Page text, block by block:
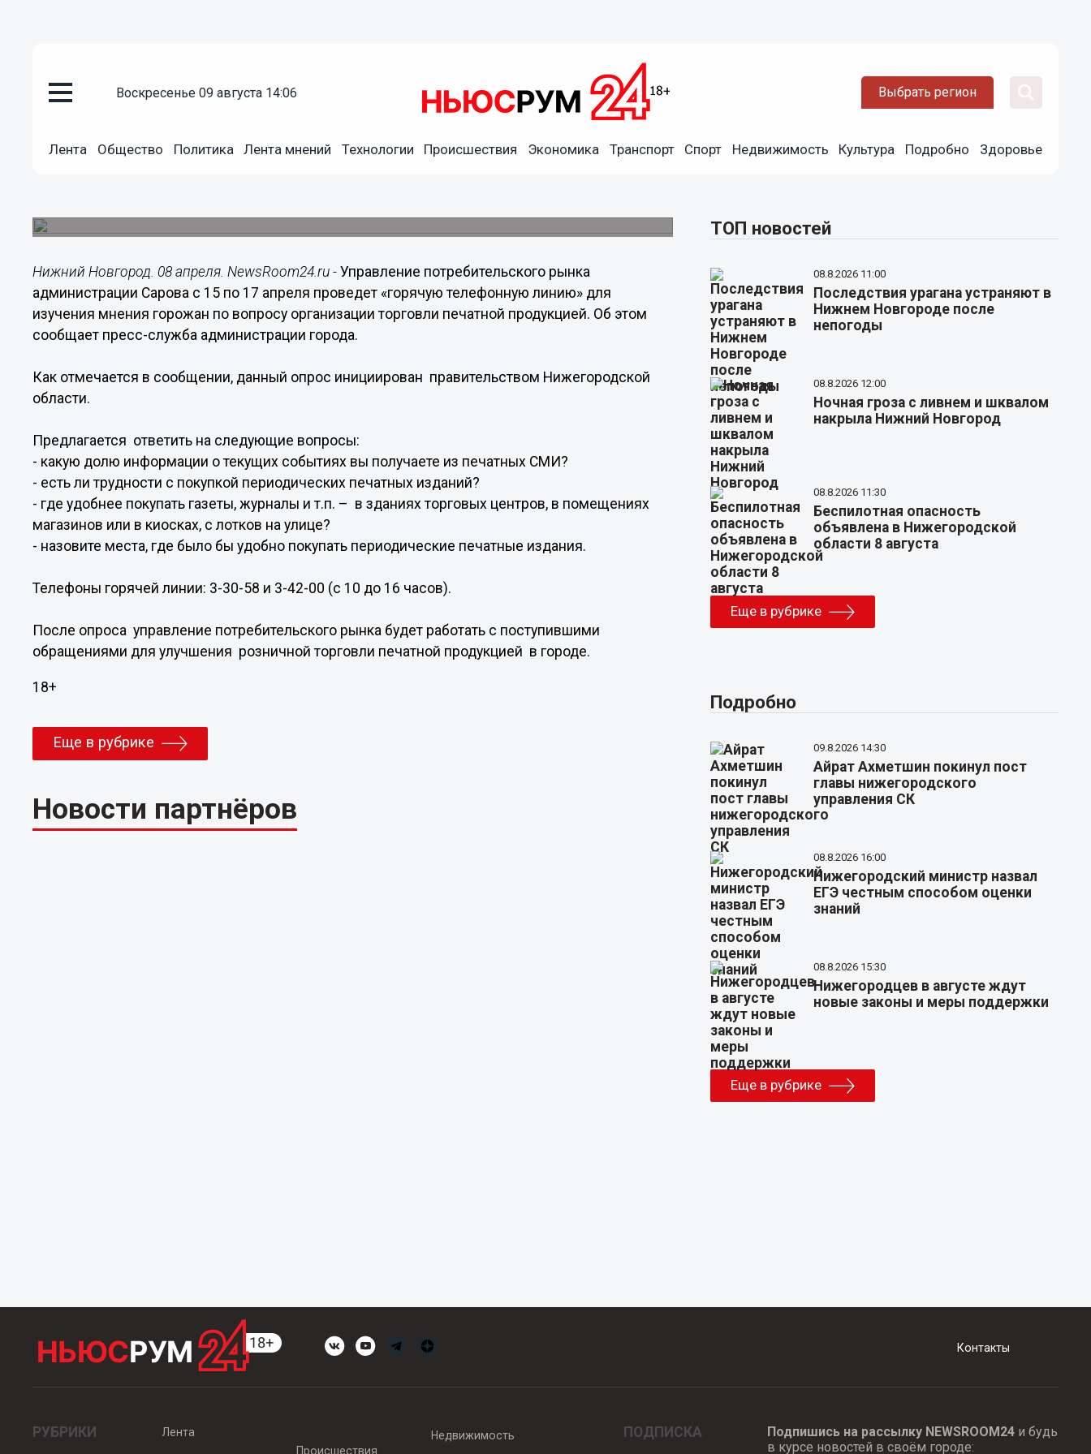
воскресенье 09 августа 14:06 Выбрать регион
Лента Общество Политика Лента мнений Технологии Происшествия Экономика Транспорт Спорт Недвижимость Культура Подробно Здоровье
Мнение горожан об организации торговли печатной
Нижний Новгород. 08 апреля. NewsRoom24.ru -Управление потребительского рынка
администрации Сарова с 15 по 17 апреля проведет «горячую телефонную линию» для
изучения мнения горожан по вопросу организации торговли печатной продукцией. Об этом
сообщает пресс-служба администрации города.
Как отмечается в сообщении, данный опрос инициирован правительством Нижегородской
области.
Предлагается ответить на следующие вопросы:
- какую долю информации о текущих событиях вы получаете из печатных СМИ?
- есть ли трудности с покупкой периодических печатных изданий?
- где удобнее покупать газеты, журналы и т.п. – в зданиях торговых центров, в помещениях
магазинов или в киосках, с лотков на улице?
- назовите места, где было бы удобно покупать периодические печатные издания.
Телефоны горячей линии: 3-30-58 и 3-42-00 (с 10 до 16 часов).
После опроса управление потребительского рынка будет работать с поступившими
обращениями для улучшения розничной торговли печатной продукцией в городе.
18+
Еще в рубрике
Новости партнёров
ТОП новостей
08.8.2026 11:00
Последствия урагана устраняют в
Нижнем Новгороде после
непогоды
08.8.2026 12:00
Ночная гроза с ливнем и шквалом
накрыла Нижний Новгород
08.8.2026 11:30
Беспилотная опасность
объявлена в Нижегородской
области 8 августа
Еще в рубрике
Подробно
09.8.2026 14:30
Айрат Ахметшин покинул пост
главы нижегородского
управления СК
08.8.2026 16:00
Нижегородский министр назвал
ЕГЭ честным способом оценки
знаний
08.8.2026 15:30
Нижегородцев в августе ждут
новые законы и меры поддержки
Еще в рубрике
Контакты
РУБРИКИ
Лента
Происшествия
Недвижимость ПОДПИСКА Подпишись на рассылку NEWSROOM24и будь
в курсе новостей в своём городе: